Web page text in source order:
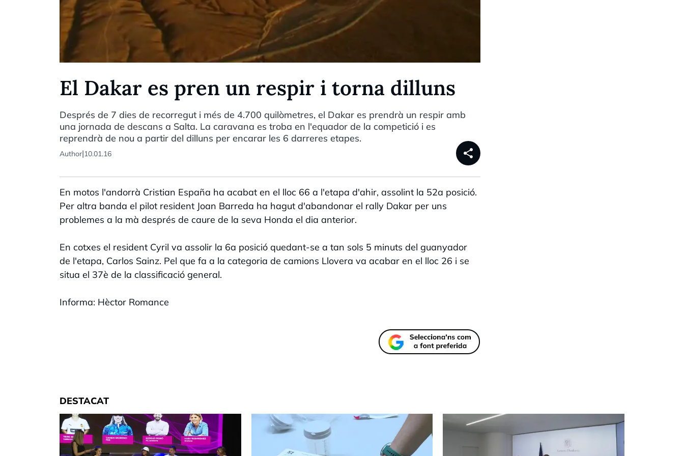
El Dakar es pren un respir i torna dilluns
Després de 7 dies de recorregut i més de 4.700 quilòmetres, el Dakar es prendrà un respir amb
una jornada de descans a Salta. La caravana es troba en l'equador de la competició i es
reprendrà de nou a partir del dilluns per encarar les 6 darreres etapes.
Author|10.01.16 share
En motos l'andorrà Cristian España ha acabat en el lloc 66 a l'etapa d'ahir, assolint la 52a posició.
Per altra banda el pilot resident Joan Barreda ha hagut d'abandonar el rally Dakar per uns
problemes a la mà després de caure de la seva Honda el dia anterior.
En cotxes el resident Cyril va assolir la 6a posició quedant-se a tan sols 5 minuts del guanyador
de l'etapa, Carlos Sainz. Pel que fa a la categoria de camions Llovera va acabar en el lloc 26 i se
situa el 37è de la classificació general.
Informa: Hèctor Romance
DESTACAT